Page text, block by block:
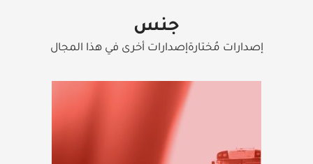
جنس
إصدارات مُختارةإصدارات أخرى في هذا المجال